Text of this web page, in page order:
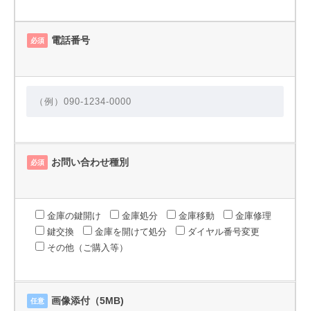
必須 電話番号
必須 お問い合わせ種別
金庫の鍵開け 金庫処分 金庫移動
金庫修理
鍵交換
金庫を開けて処分
ダイヤル番号変更
その他（ご購入等）
任意 画像添付（5MB)